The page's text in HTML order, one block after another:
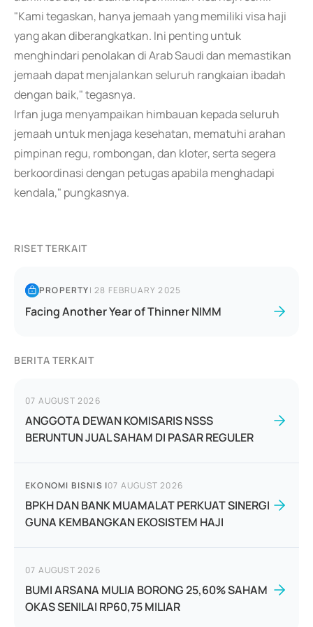
"Kami tegaskan, hanya jemaah yang memiliki visa haji
yang akan diberangkatkan. Ini penting untuk
menghindari penolakan di Arab Saudi dan memastikan
jemaah dapat menjalankan seluruh rangkaian ibadah
dengan baik," tegasnya.
Irfan juga menyampaikan himbauan kepada seluruh
jemaah untuk menjaga kesehatan, mematuhi arahan
pimpinan regu, rombongan, dan kloter, serta segera
berkoordinasi dengan petugas apabila menghadapi
kendala," pungkasnya.
RISET TERKAIT
PROPERTY|28 FEBRUARY 2025
Facing Another Year of Thinner NIMM
BERITA TERKAIT
07 AUGUST 2026
ANGGOTA DEWAN KOMISARIS NSSS
BERUNTUN JUAL SAHAM DI PASAR REGULER
EKONOMI BISNIS |07 AUGUST 2026
BPKH DAN BANK MUAMALAT PERKUAT SINERGI
GUNA KEMBANGKAN EKOSISTEM HAJI
07 AUGUST 2026
BUMI ARSANA MULIA BORONG 25,60% SAHAM
OKAS SENILAI RP60,75 MILIAR